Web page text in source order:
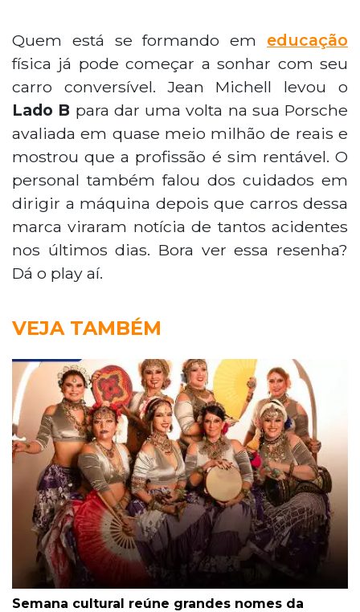
Quem está se formando em educação
física já pode começar a sonhar com seu
carro conversível. Jean Michell levou o
Lado B para dar uma volta na sua Porsche
avaliada em quase meio milhão de reais e
mostrou que a profissão é sim rentável. O
personal também falou dos cuidados em
dirigir a máquina depois que carros dessa
marca viraram notícia de tantos acidentes
nos últimos dias. Bora ver essa resenha?
Dá o play aí.
VEJA TAMBÉM
Semana cultural reúne grandes nomes da